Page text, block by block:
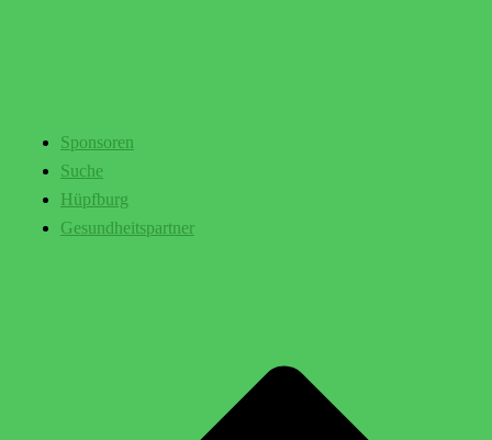
Sponsoren
Suche
Hüpfburg
Gesundheitspartner